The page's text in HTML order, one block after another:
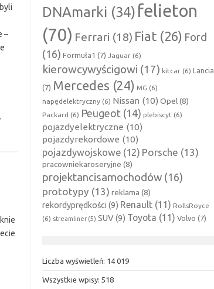
–
,
DNAmarki (34) felieton
(70) Ferrari (18) Fiat (26) Ford
(16) Formuła1 (7) Jaguar (6)
kierowcywyścigowi (17) kitcar (6) Lancia
(7) Mercedes (24) MG (6)
napędelektryczny (6) Nissan (10) Opel(8)
Packard (6) Peugeot (14) plebiscyt (6)
pojazdyelektryczne (10)
pojazdyrekordowe (10)
pojazdywojskowe (12) Porsche (13)
pracowniekaroseryjne (8)
projektancisamochodów (16)
prototypy (13) reklama (8)
rekordyprędkości (9) Renault (11) RollsRoyce
(6) streamliner (5) SUV(9) Toyota (11) Volvo (7)
Liczba wyświetleń: 14 019
Wszystkie wpisy:518